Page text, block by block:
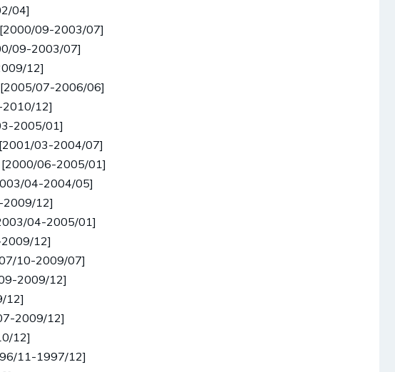
04]
[2000/09-2003/07]
09-2003/07]
12]
[2005/07-2006/06]
2010/12]
2005/01]
[2001/03-2004/07]
[2000/06-2005/01]
04-2004/05]
2009/12]
04-2005/01]
12]
10-2009/07]
2009/12]
12]
2009/12]
12]
11-1997/12]